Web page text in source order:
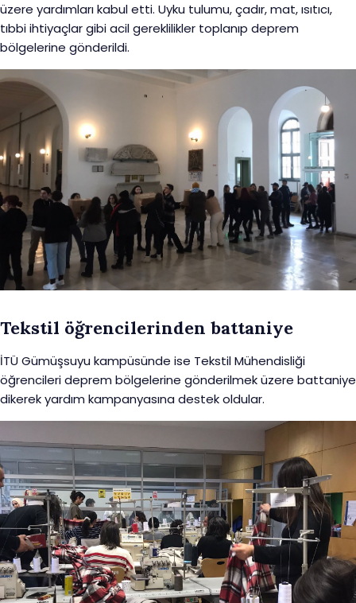
üzere yardımları kabul etti. Uyku tulumu, çadır, mat, ısıtıcı,
tıbbi ihtiyaçlar gibi acil gereklilikler toplanıp deprem
bölgelerine gönderildi.
Tekstil öğrencilerinden battaniye
İTÜ Gümüşsuyu kampüsünde ise Tekstil Mühendisliği
öğrencileri deprem bölgelerine gönderilmek üzere battaniye
dikerek yardım kampanyasına destek oldular.